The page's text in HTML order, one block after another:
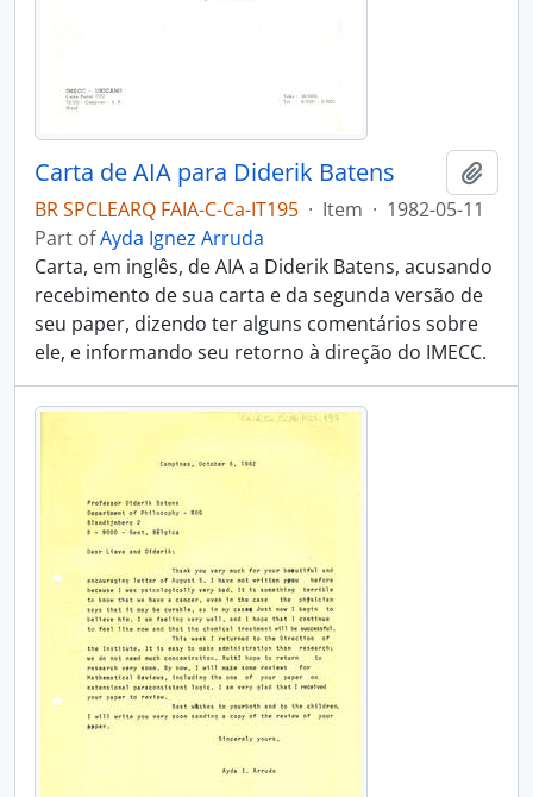
Carta de AIA para Diderik Batens
BR SPCLEARQ FAIA-C-Ca-IT195 · Item · 1982-05-11
Part ofAyda Ignez Arruda
Carta, em inglês, de AIA a Diderik Batens, acusando
recebimento de sua carta e da segunda versão de
seu paper, dizendo ter alguns comentários sobre
ele, e informando seu retorno à direção do IMECC.